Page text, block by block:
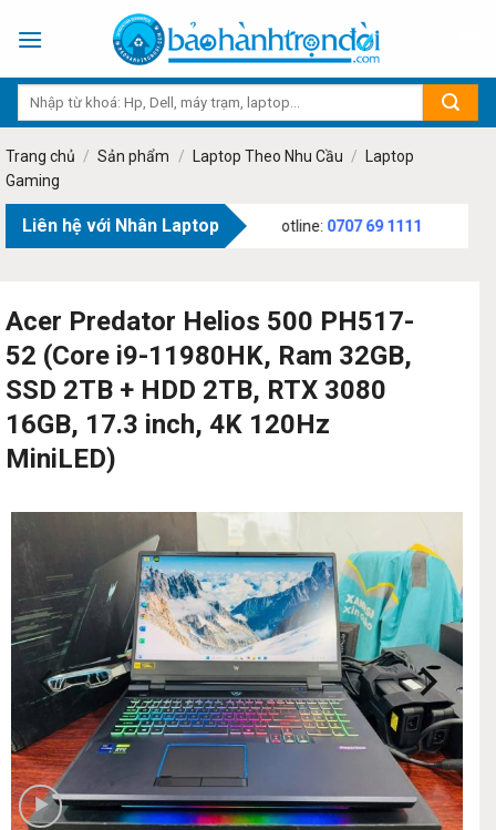
Trang chủ / Sản phẩm / Laptop Theo Nhu Cầu /
Laptop
Gaming
Liên hệ với Nhân Laptop
Bạch, Phường Tân Sơn, TP.HCM - Hotline:0707 69 1111
Acer Predator Helios 500 PH517-
52 (Core i9-11980HK, Ram 32GB,
SSD 2TB + HDD 2TB, RTX 3080
16GB, 17.3 inch, 4K 120Hz
MiniLED)